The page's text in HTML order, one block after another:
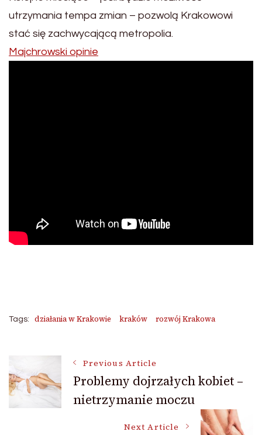
utrzymania tempa zmian – pozwolą Krakowowi
stać się zachwycającą metropolia.
Majchrowski opinie
Tags: działania w Krakowie kraków rozwój Krakowa
Post
Navigation
Previous Article
Problemy dojrzałych kobiet –
nietrzymanie moczu
Next Article